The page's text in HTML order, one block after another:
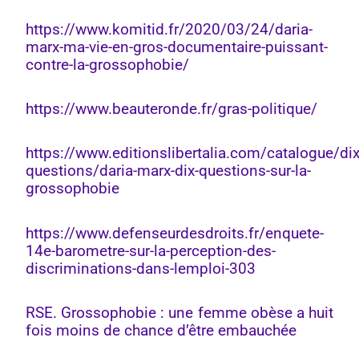
https://www.komitid.fr/2020/03/24/daria-
marx-ma-vie-en-gros-documentaire-puissant-
contre-la-grossophobie/
https://www.beauteronde.fr/gras-politique/
https://www.editionslibertalia.com/catalogue/
questions/daria-marx-dix-questions-sur-la-
grossophobie
https://www.defenseurdesdroits.fr/enquete-
14e-barometre-sur-la-perception-des-
discriminations-dans-lemploi-303
RSE. Grossophobie : une femme obèse a huit
fois moins de chance d’être embauchée